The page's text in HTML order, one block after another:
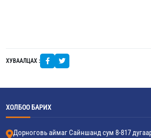
ХУВААЛЦАХ :
ХОЛБОО БАРИХ
Дорноговь аймаг Сайншанд сум 8-817